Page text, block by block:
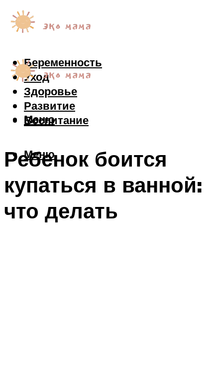
Беременность
Уход
Здоровье
Развитие
Воспитание
Меню
Меню
Ребенок боится
купаться в ванной:
что делать